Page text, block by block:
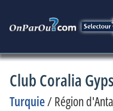
Club Coralia
Turquie/Région